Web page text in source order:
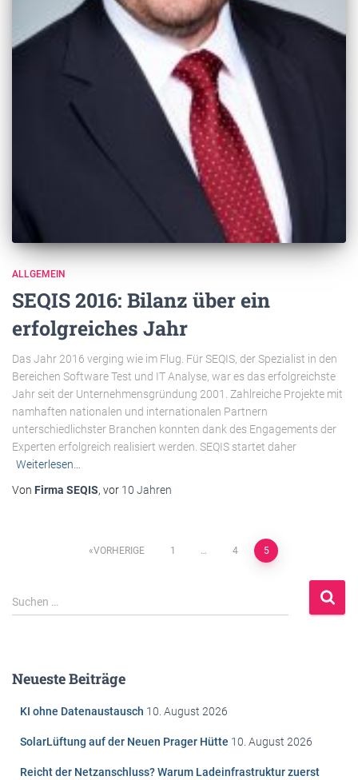
ALLGEMEIN
SEQIS 2016: Bilanz über ein
erfolgreiches Jahr
Das Jahr 2016 verging wie im Flug. Für SEQIS, der Spezialist in den
Bereichen Software Test und IT Analyse, war es das erfolgreichste
Jahr seit der Unternehmensgründung 2001. Zahlreiche Projekte mit
namhaften nationalen und internationalen Partnern
unterschiedlichster Branchen konnten dank des Engagements der
Experten erfolgreich realisiert werden. SEQIS startet daher
Weiterlesen…
Von Firma SEQIS, vor 10 Jahren
Beitragsnavigation
VORHERIGE 1 … 4 5
S
u
n
Suchen …
Neueste Beiträge
KI ohne Datenaustausch 10. August 2026
SolarLüftung auf der Neuen Prager Hütte 10. August 2026
Reicht der Netzanschluss? Warum Ladeinfrastruktur zuerst